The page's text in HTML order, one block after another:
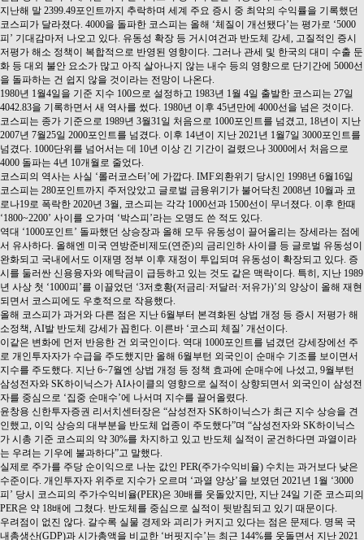
지난해 말 2399.49포인트까지 추락하며 세계 주요 증시 중 최악의 수익률을 기록했던
코스피가 달라졌다. 4000을 돌파한 코스피는 올해 ‘체질이 개선됐다’는 평가로 ‘5000
피’ 기대감마저 나오고 있다. 유동성 확장 등 거시여건과 반도체 강세, 고질적인 증시
저평가 해소 정책이 복합적으로 반영된 영향이다. 그러나 관세 및 한국의 대미 수출 둔
화 등 대외 불안 요소가 많고 아직 살아나지 않는 내수 등의 영향으로 단기간에 5000선
을 돌파하는 건 쉽지 않을 것이라는 전망이 나온다.
1980년 1월4일을 기준 지수 100으로 설정하고 1983년 1월 4일 출발한 코스피는 27일
4042.83을 기록하면서 새 역사를 썼다. 1980년 이후 45년만에 4000선을 넘은 것이다.
코스피는 종가 기준으로 1989년 3월31일 처음으로 1000포인트를 넘겼고, 18년이 지난
2007년 7월25일 2000포인트를 넘겼다. 이후 14년이 지난 2021년 1월7일 3000포인트를
넘겼다. 1000단위를 넘어서는 데 10년 이상 긴 기간이 걸렸으나 3000에서 처음으로
4000 돌파는 4년 10개월로 줄었다.
코스피의 역사는 사실 ‘롤러코스터’에 가깝다. IMF외환위기 당시인 1998년 6월16일
코스피는 280포인트까지 주저앉았고 글로벌 금융위기가 불어닥친 2008년 10월과 코
로나19로 폭락한 2020년 3월, 코스피는 각각 1000선과 1500선이 무너졌다. 이후 한때
‘1800~2200’ 사이를 오가며 ‘박스피’라는 오명도 쓴 적도 있다.
역대 ‘1000포인트’ 돌파했던 상승장과 올해 모두 유동성이 끌어올리는 장세라는 점에
서 유사하다. 올해엔 미국 연방준비제도(연준)의 금리인하 사이클 등 글로벌 유동성이
완화되고 국내에서도 이재명 정부 이후 재정이 투입되며 유동성이 확장되고 있다. 증
시를 둘러싼 신용융자와 예탁금이 급등하고 있는 것도 같은 맥락이다. 특히, 지난 1989
년 사상 첫 ‘1000피’를 이끌었던 ‘3저호황(저금리·저달러·저유가)’의 양상이 올해 재현
되면서 코스피에도 우호적으로 작용했다.
올해 코스피가 과거와 다른 점은 지난 6월부터 본격화된 상법 개정 등 증시 저평가 해
소정책, AI발 반도체 강세가 꼽힌다. 이른바 ‘코스피 체질’ 개선이다.
이같은 변화에 먼저 반응한 건 외국인이다. 역대 1000포인트를 넘겼던 강세장에선 주
로 개인투자자가 수급을 주도했지만 올해 6월부턴 외국인이 순매수 기조를 보이면서
지수를 주도했다. 지난 6~7월엔 상법 개정 등 정책 효과에 순매수에 나섰고, 9월부턴
삼성전자와 SK하이닉스가 AI사이클의 영향으로 실적이 상향되면서 외국인이 삼성전
자를 중심으로 ‘집중 순매수’에 나서며 지수를 끌어올렸다.
윤창용 신한투자증권 리서치센터장은 “삼성전자 SK하이닉스가 최근 지수 상승을 견
인했고, 이익 상승의 대부분을 반도체 업종이 주도했다”며 “삼성전자와 SK하이닉스
가 시총 기준 코스피의 약 30%를 차지하고 있고 반도체 실적이 굳건하다면 과열이라
는 우려는 기우에 불과하다”고 말했다.
실제로 주가를 주당 순이익으로 나눈 값인 PER(주가수익비율) 수치는 과거보다 낮은
수준이다. 개인투자자 위주로 지수가 오르며 ‘과열 양상’을 보였던 2021년 1월 ‘3000
피’ 당시 코스피의 주가수익비율(PER)은 30배를 웃돌았지만, 지난 24일 기준 코스피의
PER은 약 18배에 그쳤다. 반도체를 중심으로 실적이 뒷받침되고 있기 때문이다.
우려점이 없진 않다. 갈수록 실물 경제와 괴리가 커지고 있다는 점은 문제다. 명목 국
내총생산(GDP)과 시가총액을 비교한 ‘버핏지수’는 최근 144%를 웃돌면서 지난 2021